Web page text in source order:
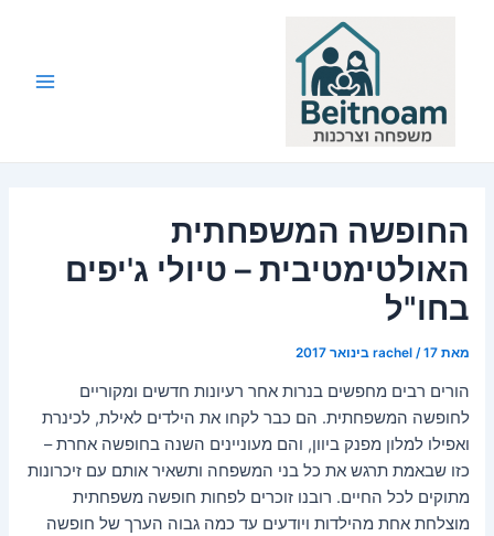
החופשה המשפחתית
האולטימטיבית – טיולי ג'יפים
בחו"ל
מאת rachel /17 בינואר 2017
הורים רבים מחפשים בנרות אחר רעיונות חדשים ומקוריים
לחופשה המשפחתית. הם כבר לקחו את הילדים לאילת, לכינרת
ואפילו למלון מפנק ביוון, והם מעוניינים השנה בחופשה אחרת –
כזו שבאמת תרגש את כל בני המשפחה ותשאיר אותם עם זיכרונות
מתוקים לכל החיים. רובנו זוכרים לפחות חופשה משפחתית
מוצלחת אחת מהילדות ויודעים עד כמה גבוה הערך של חופשה